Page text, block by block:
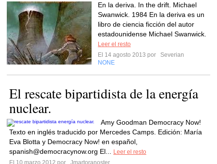
En la deriva. In the drift. Michael
Swanwick. 1984 En la deriva es un
libro de ciencia ficción del autor
estadounidense Michael Swanwick.
Leer el resto
El 14 agosto 2013 por
Severian
NONE
El rescate bipartidista de la energía
nuclear.
Amy Goodman Democracy Now!
Texto en inglés traducido por Mercedes Camps. Edición: María
Eva Blotta y Democracy Now! en español,
spanish@democracynow.org El...
Leer el resto
El 10 marzo 2012 por
Jmartoranoster